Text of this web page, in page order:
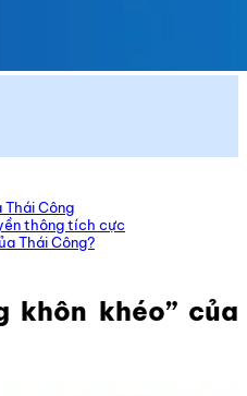
Thái Công
thông tích cực
Thái Công?
khôn khéo” của